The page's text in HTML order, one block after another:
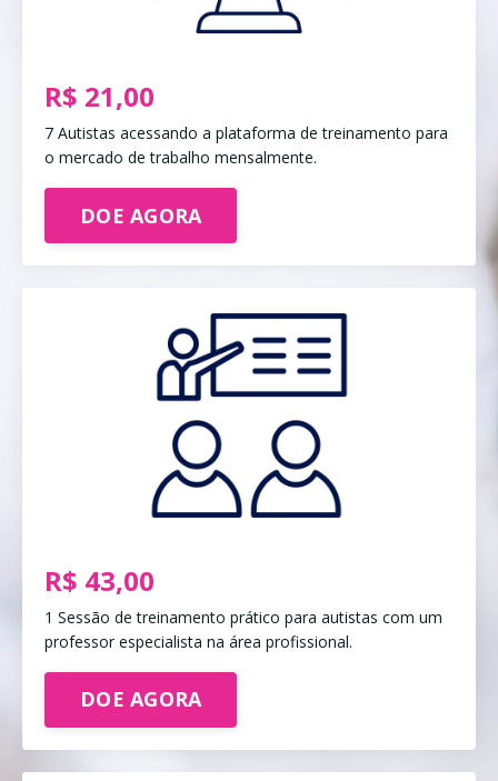
R$ 21,00
7 Autistas acessando a plataforma de treinamento para
o mercado de trabalho mensalmente.
DOE AGORA
R$ 43,00
1 Sessão de treinamento prático para autistas com um
professor especialista na área profissional.
DOE AGORA